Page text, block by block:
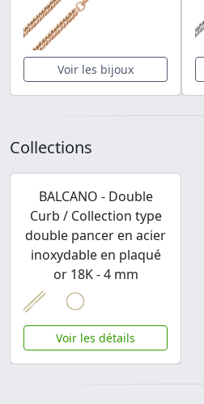
Voir les bijoux
Collections
BALCANO - Double
Curb / Collection type
double pancer en acier
inoxydable en plaqué
or 18K - 4 mm
Voir les détails